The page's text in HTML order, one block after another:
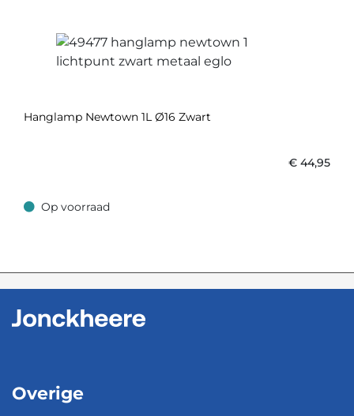
Hanglamp Newtown 1L Ø16 Zwart
€ 44,95
Op voorraad
Op voorraad
Overige